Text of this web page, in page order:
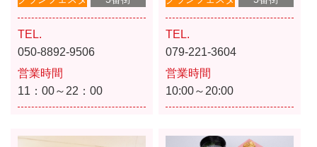
TEL.
050-8892-9506
営業時間
11：00～22：00
TEL.
079-221-3604
営業時間
10:00～20:00